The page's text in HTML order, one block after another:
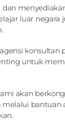
dan
luar negara
konsultan
untuk
akan
melalui bantuan